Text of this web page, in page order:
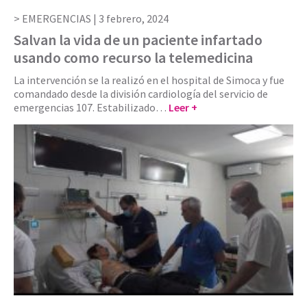
EMERGENCIAS | 3 febrero, 2024
Salvan la vida de un paciente infartado
usando como recurso la telemedicina
La intervención se la realizó en el hospital de Simoca y fue
comandado desde la división cardiología del servicio de
emergencias 107. Estabilizado… Leer +